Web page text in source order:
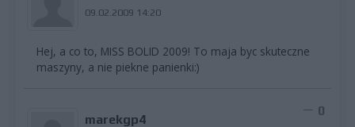
09.02.2009 14:20
Hej, a co to, MISS BOLID 2009! To maja byc skuteczne
maszyny, a nie piekne panienki:)
marekgp4
0